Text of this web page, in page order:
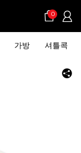
0
가방 셔틀콕